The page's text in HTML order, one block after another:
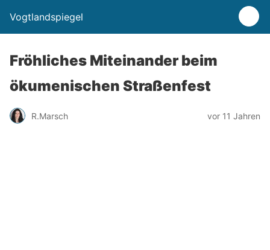
Vogtlandspiegel
Fröhliches Miteinander beim
ökumenischen Straßenfest
R.Marsch vor 11 Jahren